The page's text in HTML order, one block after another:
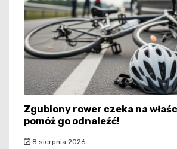
Zgubiony rower czeka na
pomóż go odnaleźć!
8 sierpnia 2026